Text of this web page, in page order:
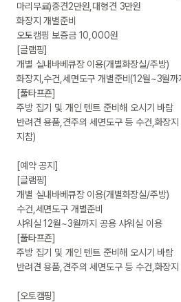
마리무료)중견2만원,대형견 3만원
화장지 개별준비
오토캠핑 보증금 10,000원
[글램핑]
개별 실내바베큐장 이용(개별화장실/주방)
화장지,수건,세면도구 개별준비(12월~3월
[풀타프죤]
주방 집기 및 개인 텐트 준비해 오시기 바람
반려견 용품,견주의 세면도구 등 수건,화장
지참)
[예약 공지]
[글램핑]
개별 실내바베큐장 이용(개별화장실/주방)
수건,세면도구 개별준비
샤워실 12월~3월까지 공용 샤워실 이용
[풀타프죤]
주방 집기 및 개인 텐트 준비해 오시기 바람
반려견 용품,견주의 세면도구 등 수건,화장
[오토캠핑]